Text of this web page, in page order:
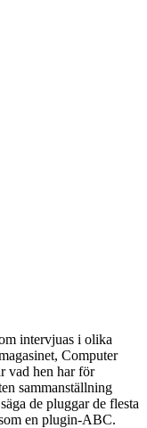
intervjuas i olika
Computer
vad hen har för
sammanställning
de pluggar de flesta
en plugin-ABC.